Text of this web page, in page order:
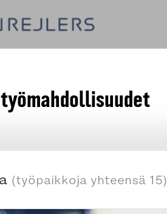
(työpaikkoja yhteensä 15)